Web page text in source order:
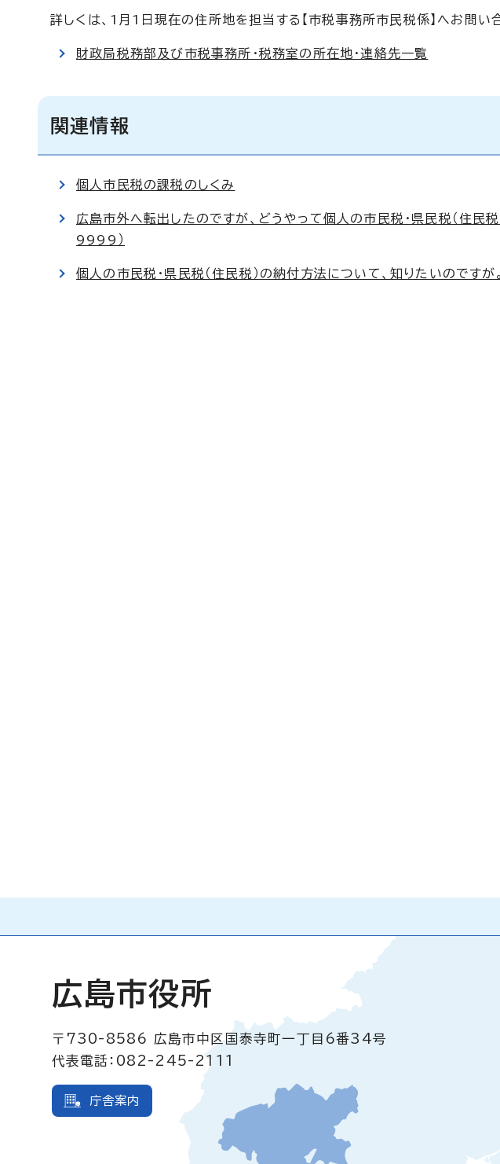
詳しくは、1月1日現在の住所地を担当する【市税事務所市民税係】へお問い
財政局税務部及び市税事務所・税務室の所在地・連絡先一覧
関連情報
個人市民税の課税のしくみ
広島市外へ転出したのですが、どうやって個人の市民税・県民税（住
9999）
個人の市民税・県民税（住民税）の納付方法について、知りたいので
広島市役所
〒730-8586
広島市中区国泰寺町一丁目6番34号
代表電話：082-245-2111
庁舎案内